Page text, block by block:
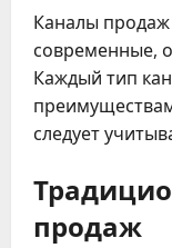
Каналы
современные,
Каждый тип
следует
продаж